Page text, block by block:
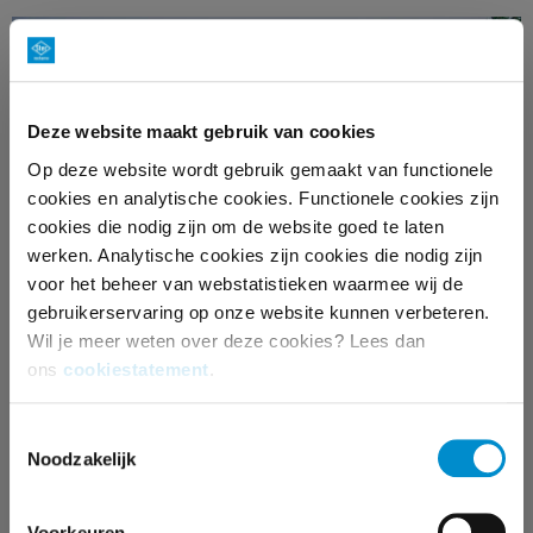
Deze website maakt gebruik van cookies
Op deze website wordt gebruik gemaakt van functionele
cookies en analytische cookies. Functionele cookies zijn
cookies die nodig zijn om de website goed te laten
werken. Analytische cookies zijn cookies die nodig zijn
voor het beheer van webstatistieken waarmee wij de
gebruikerservaring op onze website kunnen verbeteren.
Wil je meer weten over deze cookies? Lees dan
ons cookiestatement.
Noodzakelijk
DEADLINES AANVRAGEN &
AANLEVEREN